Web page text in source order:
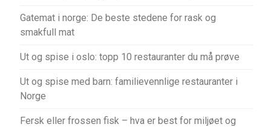
Gatemat i norge: De beste stedene for rask og
smakfull mat
Ut og spise i oslo: topp 10 restauranter du må prøve
Ut og spise med barn: familievennlige restauranter i
Norge
Fersk eller frossen fisk – hva er best for miljøet og